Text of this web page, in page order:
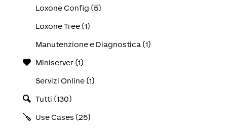
Loxone Config (5)
Loxone Tree (1)
Manutenzione e Diagnostica (1)
Miniserver (1)
Servizi Online (1)
Tutti (130)
Use Cases (25)